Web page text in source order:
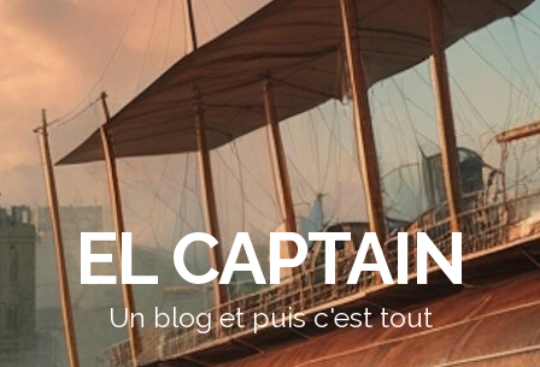
EL CAPTAIN
Un blog et puis c'est tout